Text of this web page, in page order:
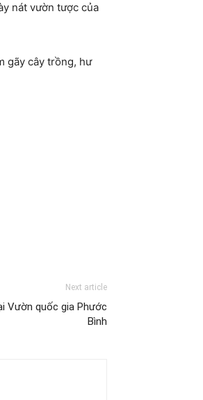
nát vườn tược của
gãy cây trồng, hư
Next article
Vườn quốc gia Phước
Bình